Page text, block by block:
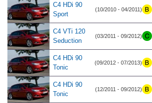
C4 HDi 90
Sport
(10/2010 - 04/2011)
C4 VTi 120
Seduction
(03/2011 - 09/2012)
C4 HDi 90
Tonic
(09/2012 - 07/2013)
C4 HDi 90
Tonic
(12/2011 - 09/2012)